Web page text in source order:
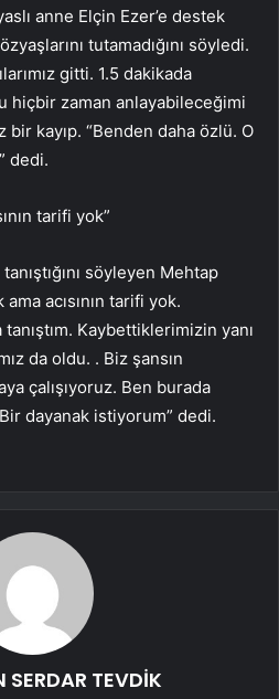
anne Elçin Ezer’e destek
tutamadığını söyledi.
gitti. 1.5 dakikada
hiçbir zaman anlayabileceğimi
bir kayıp. “Benden daha özlü. O
dedi.
tarifi yok”
söyleyen Mehtap
acısının tarifi yok.
Kaybettiklerimizin yanı
da oldu. . Biz şansın
çalışıyoruz. Ben burada
dayanak istiyorum” dedi.
SERDAR TEVDİK